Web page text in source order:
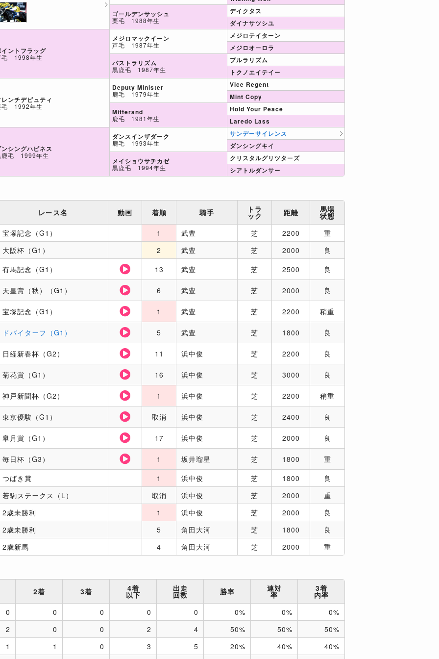
ントフラッグ
毛 1998年生
ンチデピュティ
毛 1992年生
シングハピネス
鹿毛 1999年生
ゴールデンサッシュ
栗毛 1988年生
メジロマックイーン
芦毛 1987年生
パストラリズム
黒鹿毛 1987年生
Deputy Minister
鹿毛 1979年生
Mitterand
鹿毛 1981年生
ダンスインザダーク
鹿毛 1993年生
メイショウサチカゼ
黒鹿毛 1994年生
デイクタス
ダイナサツシユ
メジロテイターン
メジロオーロラ
プルラリズム
トクノエイテイー
Vice Regent
Mint Copy
Hold Your Peace
Laredo Lass
サンデーサイレンス
ダンシングキイ
クリスタルグリツターズ
シアトルダンサー
レース名 動画 着順 騎手 トラ
ック 距離 馬場
状態
宝塚記念（G1）
1 武豊 芝 2200
重
大阪杯（G1）
2 武豊 芝 2000
良
有馬記念（G1）
13 武豊 芝 2500 良
天皇賞（秋）（G1） 6 武豊 芝 2000 良
宝塚記念（G1） 1 武豊 芝 2200 稍重
ドバイターフ（G1） 5 武豊 芝 1800 良
日経新春杯（G2） 11 浜中俊 芝 2200 良
菊花賞（G1） 16 浜中俊 芝 3000 良
神戸新聞杯（G2） 1 浜中俊 芝 2200 稍重
東京優駿（G1） 取消 浜中俊 芝 2400 良
皐月賞（G1） 17 浜中俊 芝 2000 良
毎日杯（G3） 1 坂井瑠星 芝 1800
重
つばき賞
1 浜中俊 芝 1800
良
若駒ステークス（L）
取消 浜中俊 芝 2000
重
2歳未勝利
1 浜中俊 芝 2000
良
2歳未勝利
5 角田大河 芝 1800
良
2歳新馬
4 角田大河 芝 2000 重
2着 3着 4着
以下
出走
回数 勝率 連対
率
3着
内率
0
0 0 0 0 0% 0%
0%
2
0 0 2 4 50% 50%
50%
1
1 0 3 5 20% 40%
40%